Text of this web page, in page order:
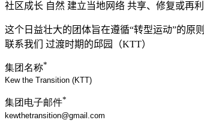
社区成长 自然 建立当地网络 共享、修复或再
这个日益壮大的团体旨在遵循“转型运动”的原
联系我们 过渡时期的邱园（KTT）
集团名称*
集团电子邮件*